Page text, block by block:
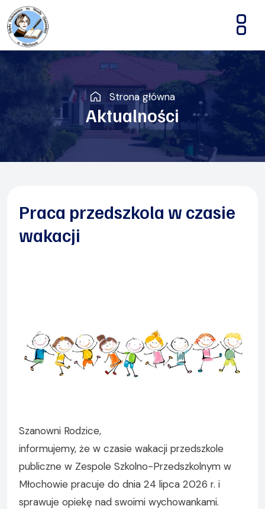
Strona główna
Aktualności
Praca przedszkola w czasie
wakacji
Szanowni Rodzice,
informujemy, że w czasie wakacji przedszkole
publiczne w Zespole Szkolno-Przedszkolnym w
Młochowie pracuje do dnia 24 lipca 2026 r. i
sprawuje opiekę nad swoimi wychowankami.